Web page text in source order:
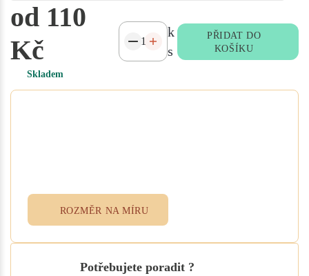
od 110
Kč
Skladem
k
s
PŘIDAT DO
KOŠÍKU
ROZMĚR NA MÍRU
Potřebujete poradit ?